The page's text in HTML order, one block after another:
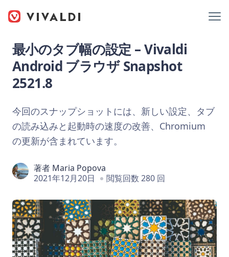
最小のタブ幅の設定 – Vivaldi
Android ブラウザ Snapshot
2521.8
今回のスナップショットには、新しい設定、タブ
の読み込みと起動時の速度の改善、Chromium
の更新が含まれています。
著者 Maria Popova
2021年12月20日
閲覧回数 280 回